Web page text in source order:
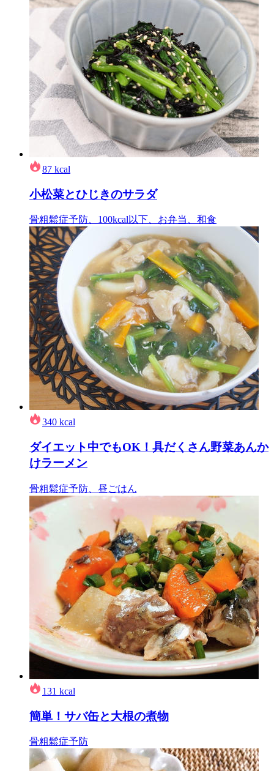
87 kcal
小松菜とひじきのサラダ
骨粗鬆症予防、100kcal以下、お弁当、和食
340 kcal
ダイエット中でもOK！具だくさん野菜あんか
けラーメン
骨粗鬆症予防、昼ごはん
131 kcal
簡単！サバ缶と大根の煮物
骨粗鬆症予防